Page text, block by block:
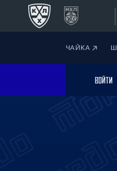
ЧАЙКА
ВОЙТИ